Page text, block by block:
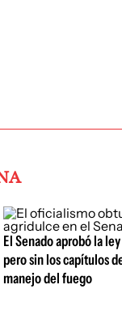
El Senado aprobó la
pero sin los capítulos
manejo del fuego